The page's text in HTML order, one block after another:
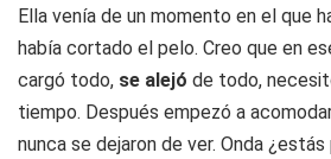
Ella venía de un momento en el que
había cortado el pelo. Creo que en
cargó todo, se alejó de todo,
tiempo. Después empezó a
nunca se dejaron de ver. Onda